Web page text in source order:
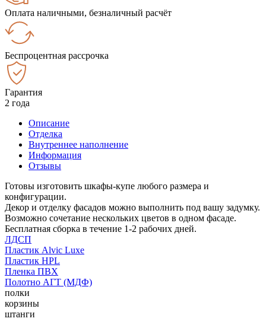
Оплата наличными, безналичный расчёт
Беспроцентная рассрочка
Гарантия
2 года
Описание
Отделка
Внутреннее наполнение
Информация
Отзывы
Готовы изготовить шкафы-купе любого размера и
конфигурации.
Декор и отделку фасадов можно выполнить под вашу задумку.
Возможно сочетание нескольких цветов в одном фасаде.
Бесплатная сборка в течение 1-2 рабочих дней.
ЛДСП
Пластик Alvic Luxe
Пластик HPL
Пленка ПВХ
Полотно АГТ (МДФ)
полки
корзины
штанги